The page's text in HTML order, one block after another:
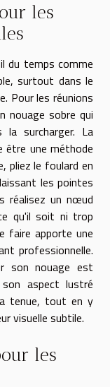
les
du temps comme
surtout dans le
Pour les réunions
nouage sobre qui
surcharger. La
être une méthode
pliez le foulard en
les pointes
réalisez un nœud
qu'il soit ni trop
faire apporte une
professionnelle.
son nouage est
aspect lustré
tenue, tout en y
visuelle subtile.
les